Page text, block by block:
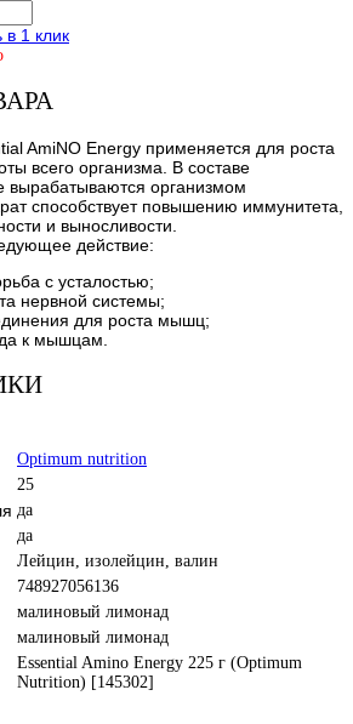
в 1 клик
AmiNO Energy применяется для роста
всего организма. В составе
вырабатываются организмом
способствует повышению иммунитета,
и выносливости.
действие:
с усталостью;
нервной системы;
для роста мышц;
к мышцам.
Optimum nutrition
25
да
да
Лейцин, изолейцин, валин
748927056136
малиновый лимонад
малиновый лимонад
Essential Amino Energy 225 г (Optimum
Nutrition) [145302]